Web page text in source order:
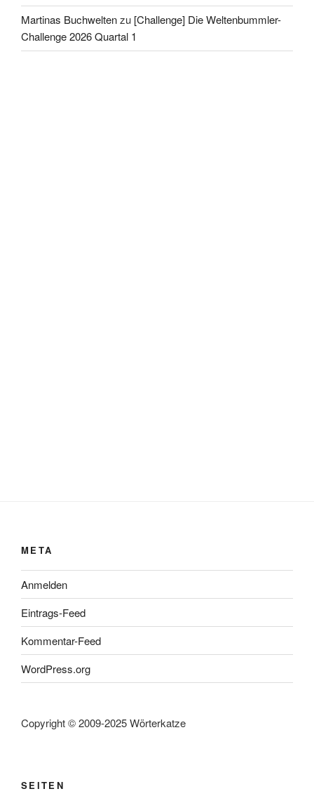
Martinas Buchweltenzu [Challenge] Die Weltenbummler-
Challenge 2026 Quartal 1
META
Anmelden
Eintrags-Feed
Kommentar-Feed
WordPress.org
Copyright © 2009-2025 Wörterkatze
SEITEN